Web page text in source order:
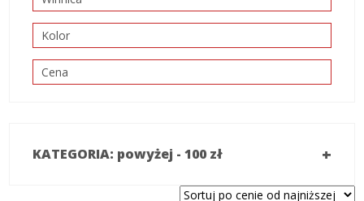
Kolor
Cena
KATEGORIA: powyżej - 100 zł +